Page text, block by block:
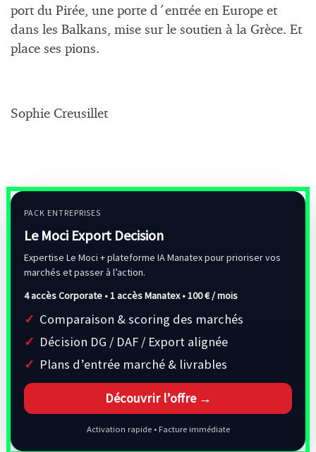
port du Pirée, une porte d´entrée en Europe et
dans les Balkans, mise sur le soutien à la Grèce. Et
place ses pions.
Sophie Creusillet
PACK ENTREPRISES
Le Moci Export Decision
Expertise Le Moci + plateforme IA Manatex pour prioriser vos
marchés et passer à l’action.
4 accès Corporate • 1 accès Manatex •100 € / mois
Comparaison & scoring des marchés
Décision DG / DAF / Export alignée
Plans d’entrée marché & livrables
Découvrir l’offre →
Activation rapide • Facture immédiate